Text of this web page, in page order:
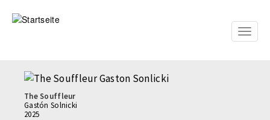
zum
Toggle
The Souffleur
Gastón Solnicki
2025